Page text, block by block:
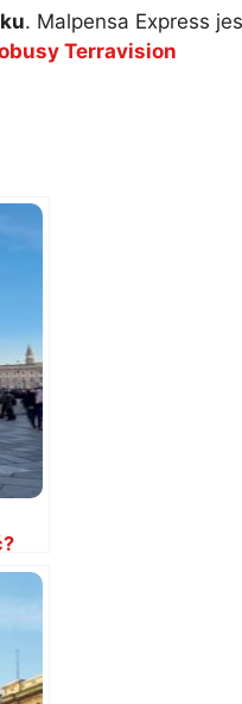
. Malpensa Express
Terravision